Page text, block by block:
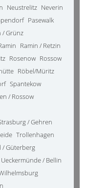
Neustrelitz Neverin
Pasewalk
/ Grünz
Ramin / Retzin
Rosenow Rossow
Röbel/Müritz
Spantekow
/ Rossow
/ Gehren
Trollenhagen
/ Güterberg
Ueckermünde / Bellin